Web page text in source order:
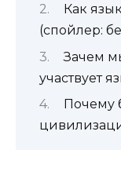
Как
(спойлер:
Зачем
участвует
Почему